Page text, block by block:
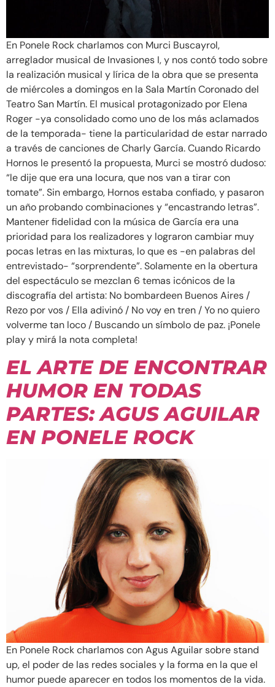
En Ponele Rock charlamos con Murci Buscayrol,
arreglador musical de Invasiones I, y nos contó todo sobre
la realización musical y lírica de la obra que se presenta
de miércoles a domingos en la Sala Martín Coronado del
Teatro San Martín. El musical protagonizado por Elena
Roger -ya consolidado como uno de los más aclamados
de la temporada- tiene la particularidad de estar narrado
a través de canciones de Charly García. Cuando Ricardo
Hornos le presentó la propuesta, Murci se mostró dudoso:
“le dije que era una locura, que nos van a tirar con
tomate”. Sin embargo, Hornos estaba confiado, y pasaron
un año probando combinaciones y “encastrando letras”.
Mantener fidelidad con la música de García era una
prioridad para los realizadores y lograron cambiar muy
pocas letras en las mixturas, lo que es -en palabras del
entrevistado- “sorprendente”. Solamente en la obertura
del espectáculo se mezclan 6 temas icónicos de la
discografía del artista: No bombardeen Buenos Aires /
Rezo por vos / Ella adivinó / No voy en tren / Yo no quiero
volverme tan loco / Buscando un símbolo de paz. ¡Ponele
play y mirá la nota completa!
EL ARTE DE ENCONTRAR
HUMOR EN TODAS
PARTES: AGUS AGUILAR
EN PONELE ROCK
En Ponele Rock charlamos con Agus Aguilar sobre stand
up, el poder de las redes sociales y la forma en la que el
humor puede aparecer en todos los momentos de la vida.